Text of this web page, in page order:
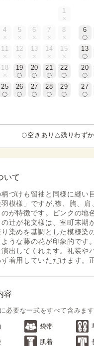
1
4 5 6 7 8
11 12 13 14 15
18 19 20 21 22
25 26 27 28 29
6
13
20
27
空きあり 残りわずか
いて
づけも留袖と同様に縫い
模様」ですが,襟、胸、
が特徴です。ピンクの地
辻が花文様は、室町末期
り染めを基調とした模様染
うな藤の花が印象的です
出してくれます。礼装や
着用していただけます。
容
必要な一式をすべて含みます
袋帯
肌着